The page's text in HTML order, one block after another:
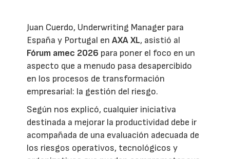
Juan Cuerdo, Underwriting Manager para
España y Portugal enAXA XL, asistió al
Fórum amec 2026 para poner el foco en un
aspecto que a menudo pasa desapercibido
en los procesos de transformación
empresarial: la gestión del riesgo.
Según nos explicó, cualquier iniciativa
destinada a mejorar la productividad debe ir
acompañada de una evaluación adecuada de
los riesgos operativos, tecnológicos y